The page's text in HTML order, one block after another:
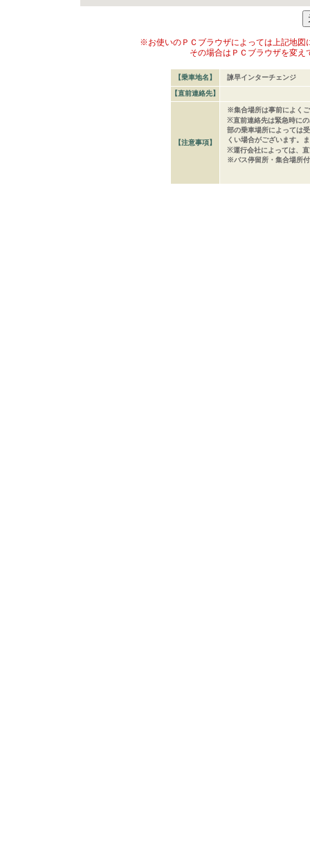
※お使いのＰＣブラウザによっては上記地図
その場合はＰＣブラウザを変
【乗車地名】 諫早インターチェンジ
【直前連絡先】
【注意事項】
※集合場所は事前によく
※直前連絡先は緊急時に
部の乗車場所によっては
くい場合がございます。
※運行会社によっては、
※バス停留所・集合場所